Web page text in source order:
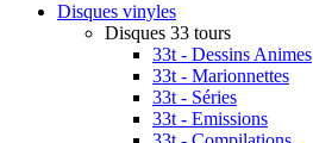
Disques vinyles
Disques 33 tours
33t - Dessins Animes
33t - Marionnettes
33t - Séries
33t - Emissions